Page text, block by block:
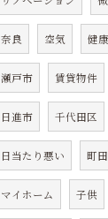
奈良 空気 健康
瀬戸市 賃貸物件
日進市 千代田区
日当たり悪い 町
マイホーム 子供